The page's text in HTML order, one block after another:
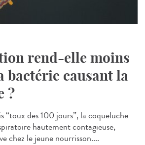
rend-elle moins
bactérie causant la
?
“toux des 100 jours”, la coqueluche
hautement contagieuse,
chez le jeune nourrisson....